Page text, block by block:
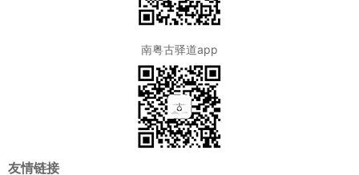
南粤古驿道app
友情链接